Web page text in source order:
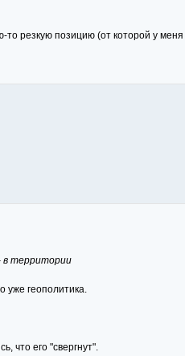
то резкую позицию (от которой у
в территории
уже геополитика.
что его "свергнут".